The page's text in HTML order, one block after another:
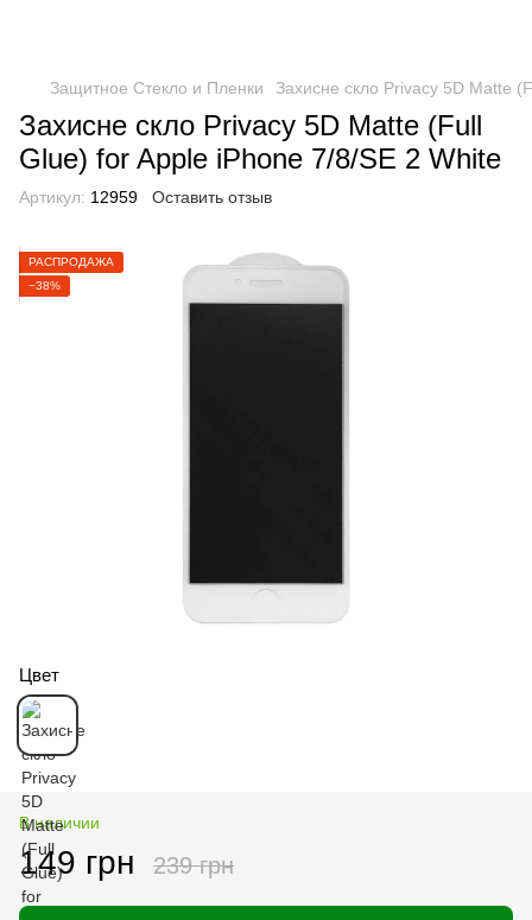
Защитное Стекло и Пленки Захисне скло Privacy 5D Matte
Захисне скло Privacy 5D Matte (Full
Glue) for Apple iPhone 7/8/SE 2 White
Артикул: 12959 Оставить отзыв
РАСПРОДАЖА
−38%
Цвет
В наличии
149 грн 239 грн